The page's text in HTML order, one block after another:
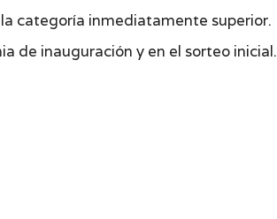
categoría inmediatamente superior.
de inauguración y en el sorteo inicial.